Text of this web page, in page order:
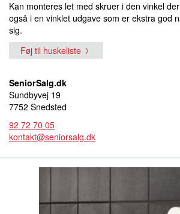
Kan monteres let med skruer i den vinkel
også i en vinklet udgave som er ekstra god
sig.
Føj til huskeliste
SeniorSalg.dk
Sundbyvej 19
7752 Snedsted
92 72 70 05
kontakt@seniorsalg.dk